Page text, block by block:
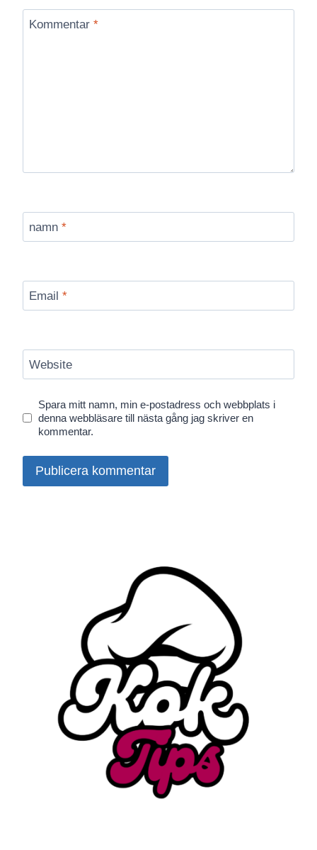
5
Stars
4
Stars
3
Stars
2
Stars
1
Star
Kommentar *
namn *
Email *
Website
Spara mitt namn, min e-postadress och webbplats i
denna webbläsare till nästa gång jag skriver en
kommentar.